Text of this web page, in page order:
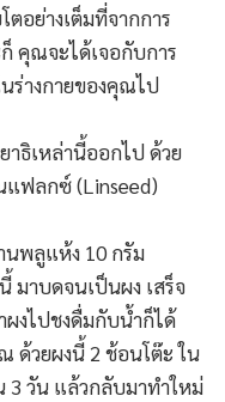
อย่างเต็มที่จากการ
คุณจะได้เจอกับการ
ร่างกายของคุณไป
าธิเหล่านี้ออกไป ด้วย
ฟลกซ์ (Linseed)
พลูแห้ง 10 กรัม
มาบดจนเป็นผง เสร็จ
ผงไปชงดื่มกับน้ำก็ได้
ด้วยผงนี้ 2 ช้อนโต๊ะ ใน
3 วัน แล้วกลับมาทำใหม่